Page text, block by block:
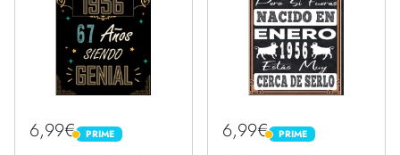
6,99€ PRIME
PRIME 6,99€ PRIME
PRIME